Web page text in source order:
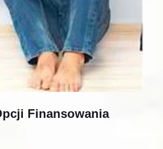
Finansowania